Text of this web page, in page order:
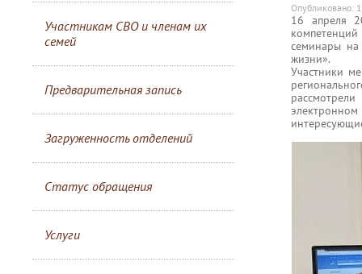
Участникам СВО и членам их
семей
Предварительная запись
Загруженность отделений
Статус обращения
Услуги
Опубликовано:
16 апреля
семинары на
жизни».
Участники
электронном